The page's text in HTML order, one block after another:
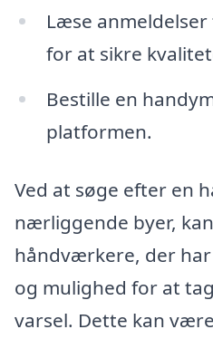
Læse
for at sikre
Bestille en
platformen.
Ved at søge efter en
nærliggende byer,
håndværkere, der
og mulighed for at
varsel. Dette kan